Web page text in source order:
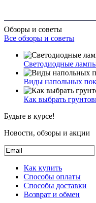
Обзоры и советы
Все обзоры и советы
Светодиодные
Виды напольных
Как выбрать
Будьте в курсе!
Новости, обзоры и акции
Как купить
Способы оплаты
Способы доставки
Возврат и обмен